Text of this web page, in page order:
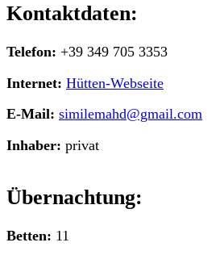
Kontaktdaten:
Telefon: +39 349 705 3353
Internet: Hütten-Webseite
E-Mail: similemahd@gmail.com
Inhaber: privat
Übernachtung:
Betten: 11